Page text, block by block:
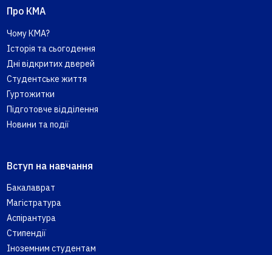
Про КМА
Чому КМА?
Історія та сьогодення
Дні відкритих дверей
Студентське життя
Гуртожитки
Підготовче відділення
Новини та події
Вступ на навчання
Бакалаврат
Магістратура
Аспірантура
Стипендії
Іноземним студентам